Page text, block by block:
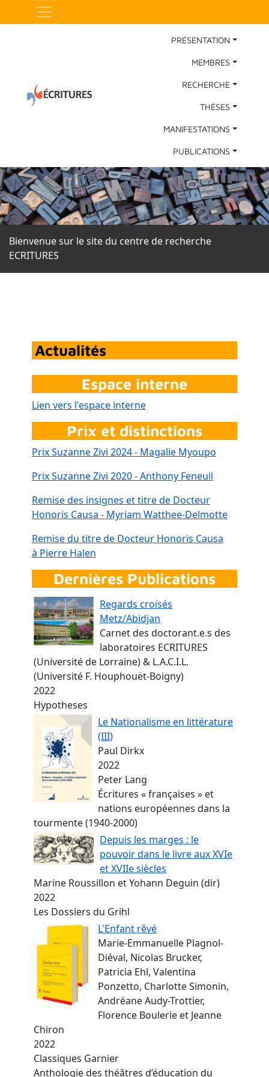
Aller au contenu principal
Main Navigation
PRÉSENTATION
MEMBRES
RECHERCHE
THÈSES
MANIFESTATIONS
PUBLICATIONS
Bienvenue sur le site du centre de recherche
ECRITURES
Actualités
Espace interne
Lien vers l'espace interne
Prix et distinctions
Prix Suzanne Zivi 2024 - Magalie Myoupo
Prix Suzanne Zivi 2020 - Anthony Feneuil
Remise des insignes et titre de Docteur
Honoris Causa - Myriam Watthee-Delmotte
Remise du titre de Docteur Honoris Causa
à Pierre Halen
Dernières Publications
Regards croisés
Metz/Abidjan
Carnet des doctorant.e.s des
laboratoires ECRITURES
(Université de Lorraine) & L.A.C.I.L.
(Université F. Houphouët-Boigny)
2022
Hypotheses
Le Nationalisme en littérature
(III)
Paul Dirkx
2022
Peter Lang
Écritures « françaises » et
nations européennes dans la
tourmente (1940-2000)
Depuis les marges : le
pouvoir dans le livre aux XVIe
et XVIIe siècles
Marine Roussillon et Yohann Deguin (dir)
2022
Les Dossiers du Grihl
L'Enfant rêvé
Marie-Emmanuelle Plagnol-
Diéval, Nicolas Brucker,
Patricia Ehl, Valentina
Ponzetto, Charlotte Simonin,
Andréane Audy-Trottier,
Florence Boulerie et Jeanne
Chiron
2022
Classiques Garnier
Anthologie des théâtres d’éducation du
Panneau de gestion des cookies